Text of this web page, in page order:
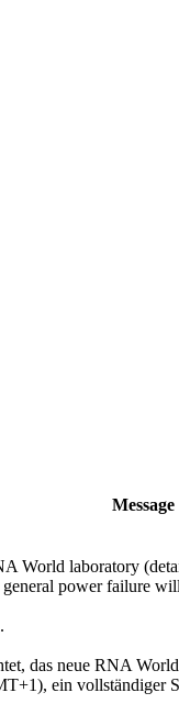
Message
World laboratory
power failure
das neue RNA
ein vollständiger